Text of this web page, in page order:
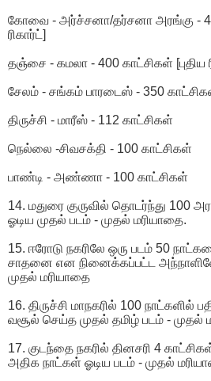
கோவை - அர்ச்சனா/தர்சனா அரங்கு -
ரிகார்ட்]
தஞ்சை - கமலா - 400 காட்சிகள் [புதிய
சேலம் - சங்கம் பாரடைஸ் - 350 காட்சிகள்
திருச்சி - மாரீஸ் - 112 காட்சிகள்
நெல்லை -சிவசக்தி - 100 காட்சிகள்
பாண்டி - அண்ணா - 100 காட்சிகள்
14. மதுரை குருவில் தொடர்ந்து 100
ஓடிய முதல் படம் - முதல் மரியாதை.
15. ஈரோடு நகரிலே ஒரு படம் 50
சாதனை என நினைக்கப்பட்ட
முதல் மரியாதை
16. திருச்சி மாநகரில் 100 நாட்களில்
வசூல் செய்த முதல் தமிழ் படம் - முதல்
17. குடந்தை நகரில் தினசரி 4
அதிக நாட்கள் ஓடிய படம் - முதல்